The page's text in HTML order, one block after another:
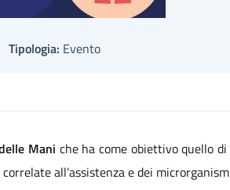
Tipologia: Evento
Mani che ha come obiettivo quello di
all’assistenza e dei